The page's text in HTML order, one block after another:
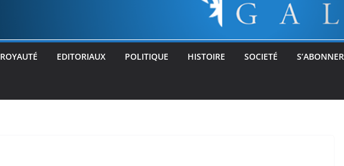
ROYAUTÉ EDITORIAUX POLITIQUE HISTOIRE SOCIETÉ